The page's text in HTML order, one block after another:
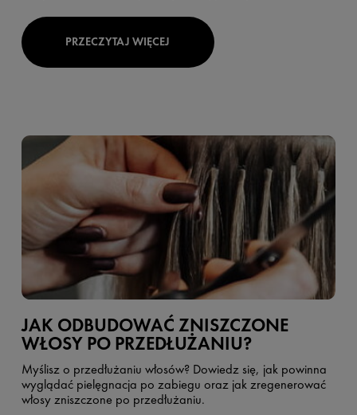
PRZECZYTAJ WIĘCEJ
JAK ODBUDOWAĆ ZNISZCZONE
WŁOSY PO PRZEDŁUŻANIU?
Myślisz o przedłużaniu włosów? Dowiedz się, jak powinna
wyglądać pielęgnacja po zabiegu oraz jak zregenerować
włosy zniszczone po przedłużaniu.